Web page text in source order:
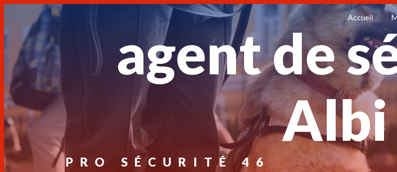
Accueil
agent de
Albi
PRO SÉCURITÉ 46
Panneau de gestion des cookies